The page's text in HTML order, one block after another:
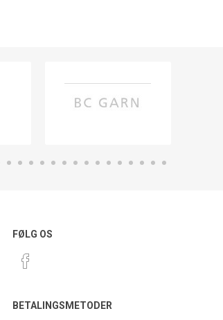
FØLG OS
BETALINGSMETODER